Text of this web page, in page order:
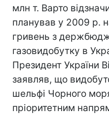
млн т. Варто
планував у 2009 р.
гривень з
газовидобутку в
Президент України
заявляв, що
шельфі Чорного
пріоритетним